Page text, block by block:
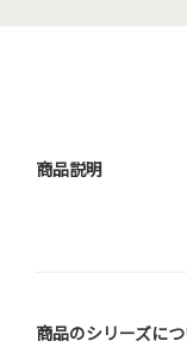
商品説明
商品のシリーズに